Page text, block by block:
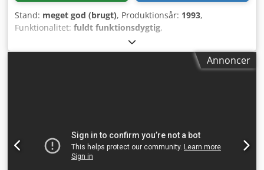
Stand: meget god (brugt), Produktionsår: 1993,
Funktionalitet: fuldt funktionsdygtig,
Kantlimningsmaskine KTD51 til profilister og lige kanter
med direkte limapplikation. Emnelængde min. 160 mm,
emnetykkelse 10 – 40 mm, kanttykkelse 0,5 – 1 mm,Annoncer